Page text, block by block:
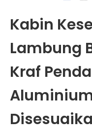
Kabin
Lambung
Kraf